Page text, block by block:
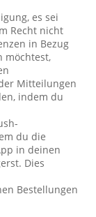
es sei
Recht nicht
in Bezug
möchtest,
Mitteilungen
indem du
du die
in deinen
Dies
Bestellungen